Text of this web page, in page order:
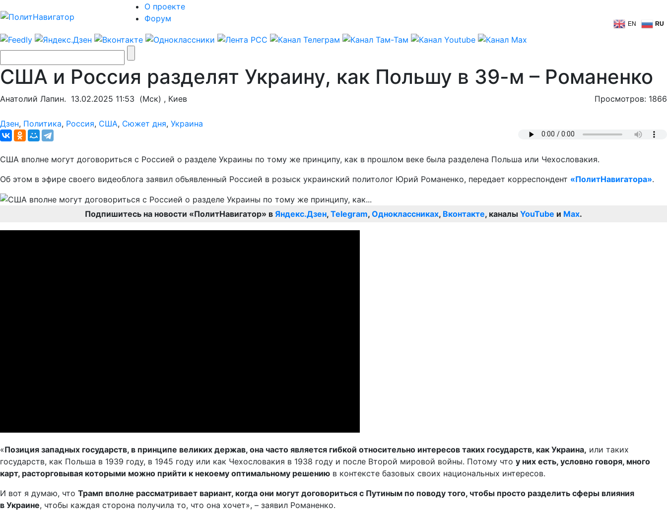
О проекте
Форум
EN RU
США и Россия разделят Украину, как Польшу в 39-м – Романенко
Анатолий Лапин. 13.02.2025 11:53 (Мск) , Киев Просмотров: 1866
Дзен, Политика, Россия, США, Сюжет дня, Украина
США вполне могут договориться с Россией о разделе Украины по тому же принципу, как в прошлом веке была разделена Польша или Чехословакия.
Об этом в эфире своего видеоблога заявил объявленный Россией в розыск украинский политолог Юрий Романенко, передает корреспондент «ПолитНавигатора».
Подпишитесь на новости «ПолитНавигатор» в Яндекс.Дзен, Telegram, Одноклассниках, Вконтакте, каналы YouTube и Max.
«Позиция западных государств, в принципе великих держав, она часто является гибкой относительно интересов таких государств, как Украина, или таких
государств, как Польша в 1939 году, в 1945 году или как Чехословакия в 1938 году и после Второй мировой войны. Потому что у них есть, условно говоря, много
карт, расторговывая которыми можно прийти к некоему оптимальному решению в контексте базовых своих национальных интересов.
И вот я думаю, что Трамп вполне рассматривает вариант, когда они могут договориться с Путиным по поводу того, чтобы просто разделить сферы влияния
в Украине, чтобы каждая сторона получила то, что она хочет», – заявил Романенко.